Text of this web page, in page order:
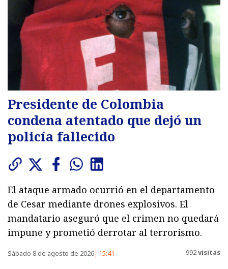
Presidente de Colombia
condena atentado que dejó un
policía fallecido
El ataque armado ocurrió en el departamento
de Cesar mediante drones explosivos. El
mandatario aseguró que el crimen no quedará
impune y prometió derrotar al terrorismo.
Sábado 8 de agosto de 2026 15:41 992visitas